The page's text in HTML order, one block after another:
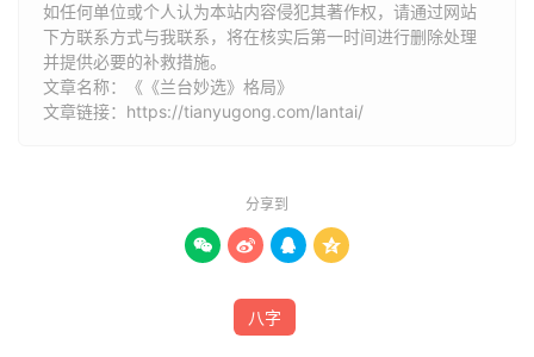
1、斗牛见月露：
己丑人得己未或己未丁未夏未秋初生得金最贵夏未秋初月最
明。
如任何单位或个人认为本站内容侵犯其著作权，请通过网站
下方联系方式与我联系​​，将在核实后第一时间进行删除处理
并提供必要的补救措施。
文章名称：《《兰台妙选》格局》
文章链接： https://tianyugong.com/lantai/
分享到
   
八字